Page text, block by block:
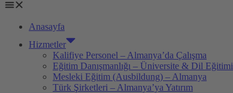
Anasayfa
Hizmetler
Kalifiye Personel – Almanya’da Çalışma
Eğitim Danışmanlığı – Üniversite & Dil Eğitimi
Mesleki Eğitim (Ausbildung) – Almanya
Türk Şirketleri – Almanya’ya Yatırım